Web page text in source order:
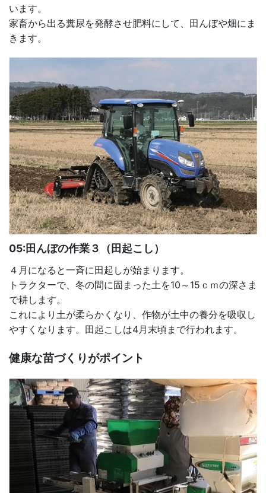
います。
家畜から出る糞尿を発酵させ肥料にして、田んぼや畑にま
きます。
05:田んぼの作業３（田起こし）
４月になると一斉に田起しが始まります。
トラクターで、冬の間に固まった土を10～15ｃｍの深さま
で耕します。
これにより土が柔らかくなり、作物が土中の養分を吸収し
やすくなります。田起こしは4月末頃まで行われます。
健康な苗づくりがポイント